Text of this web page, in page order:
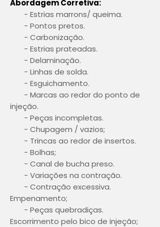
Abordagem Corretiva:
- Estrias marrons/ queima.
- Pontos pretos.
- Carbonização.
- Estrias prateadas.
- Delaminação.
- Linhas de solda.
- Esguichamento.
- Marcas ao redor do ponto de
injeção.
- Peças incompletas.
- Chupagem / vazios;
- Trincas ao redor de insertos.
- Bolhas;
- Canal de bucha preso.
- Variações na contração.
- Contração excessiva.
Empenamento;
- Peças quebradiças.
Escorrimento pelo bico de injeção;